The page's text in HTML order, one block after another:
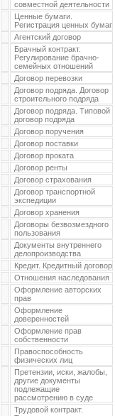
совместной деятельности
Ценные бумаги.
Регистрация ценных бумаг
Агентский договор
Брачный контракт.
Регулирование брачно-
семейных отношений
Договор перевозки
Договор подряда. Договор
строительного подряда
Договор подряда. Типовой
договор подряда
Договор поручения
Договор поставки
Договор проката
Договор ренты
Договор страхования
Договор транспортной
экспедиции
Договор хранения
Договоры безвозмездного
пользования
Документы внутреннего
делопроизводства
Кредит. Кредитный договор
Отношения наследования
Оформление авторских
прав
Оформление
доверенностей
Оформление прав
собственности
Правоспособность
физических лиц
Претензии, иски, жалобы,
другие документы
подлежащие
рассмотрению в суде
Трудовой контракт.